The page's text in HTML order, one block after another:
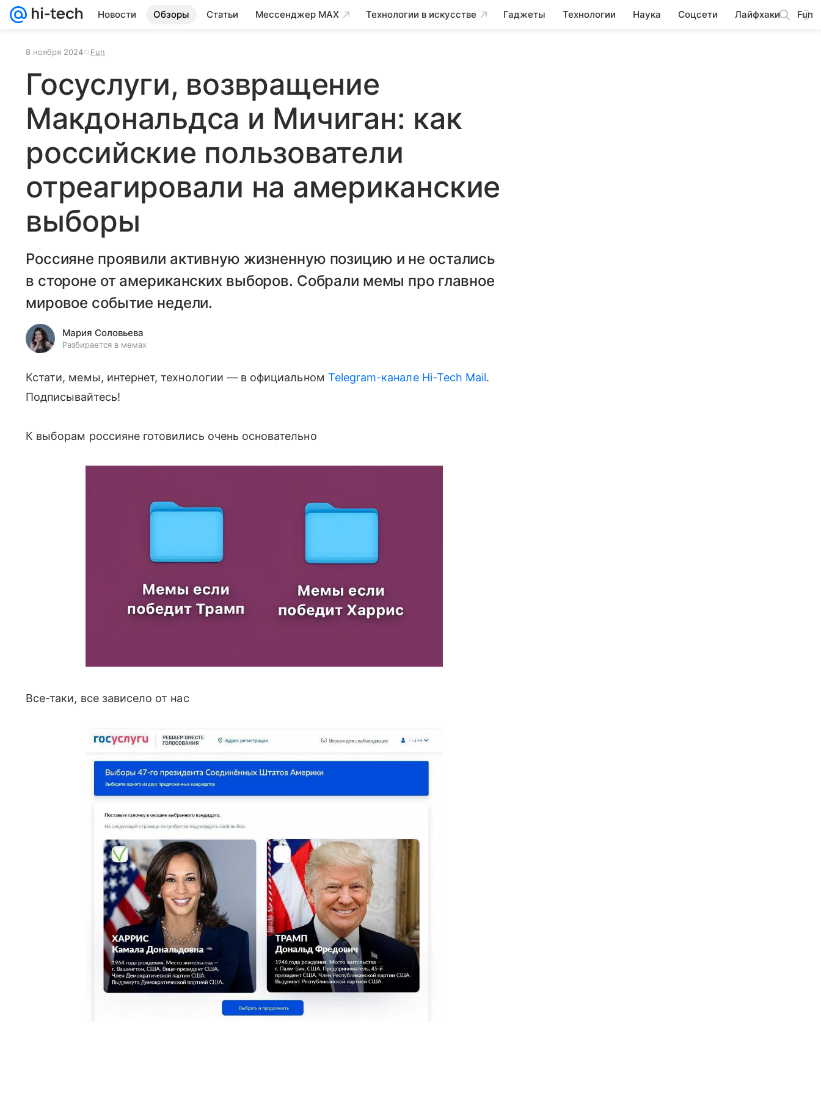
Новости Обзоры Статьи Мессенджер MAX Технологии в искусстве Гаджеты Технологии Наука Соцсети Лайфхаки Fun
8 ноября 2024 Fun
Госуслуги, возвращение
Макдональдса и Мичиган: как
российские пользователи
отреагировали на американские
выборы
Россияне проявили активную жизненную позицию и не остались
в стороне от американских выборов. Собрали мемы про главное
мировое событие недели.
Мария Соловьева
Разбирается в мемах
Кстати, мемы, интернет, технологии — в официальном Telegram-канале Hi-Tech Mail.
Подписывайтесь!
К выборам россияне готовились очень основательно
Все-таки, все зависело от нас